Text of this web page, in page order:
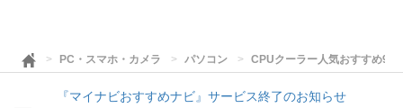
PC・スマホ・カメラ パソコン CPUクーラー人気おすすめ9
『マイナビおすすめナビ』サービス終了のお知らせ